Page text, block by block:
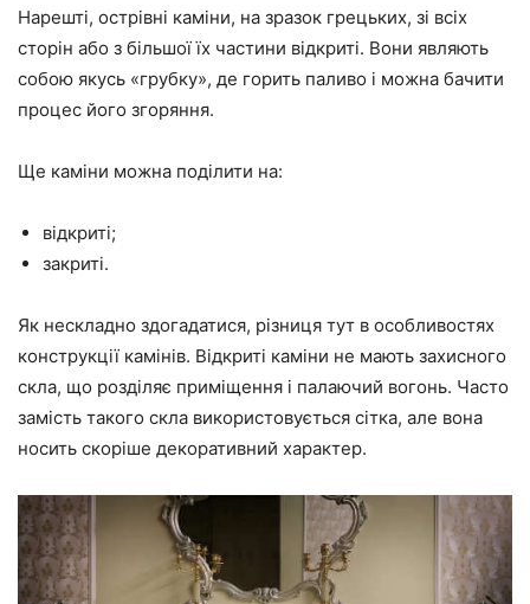
Нарешті, острівні каміни, на зразок грецьких, зі всіх
сторін або з більшої їх частини відкриті. Вони являють
собою якусь «грубку», де горить паливо і можна бачити
процес його згоряння.
Ще каміни можна поділити на:
відкриті;
закриті.
Як нескладно здогадатися, різниця тут в особливостях
конструкції камінів. Відкриті каміни не мають захисного
скла, що розділяє приміщення і палаючий вогонь. Часто
замість такого скла використовується сітка, але вона
носить скоріше декоративний характер.